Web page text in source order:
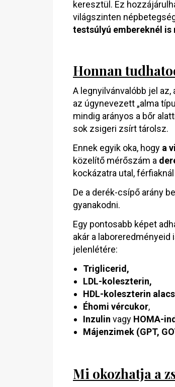
keresztül. Ez
világszinten
testsúlyú embereknél is
Honnan
A legnyilvánvalóbb jel az,
az úgynevezett „alma
mindig arányos a bőr
sok zsigeri zsírt tárolsz.
Ennek egyik oka, hogy a
közelítő mérőszám a
kockázatra utal,
De a derék-csípő arány
gyanakodni.
Egy pontosabb képet
akár a laboreredményeid
jelenlétére:
Triglicerid,
LDL-koleszterin,
HDL-koleszterin
Éhomi vércukor,
Inzulin vagy HOMA-
Májenzimek (GPT,
Mi okozhatja a